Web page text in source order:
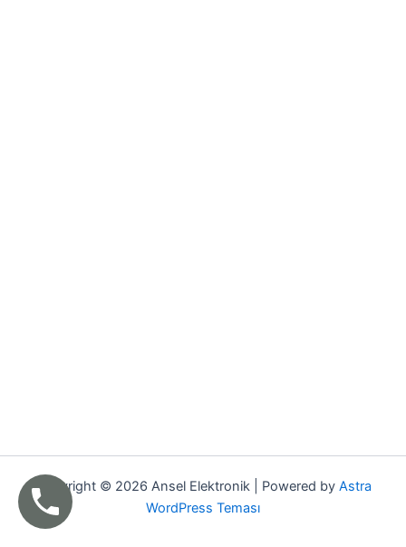
Copyright © 2026 Ansel Elektronik | Powered by Astra
WordPress Teması